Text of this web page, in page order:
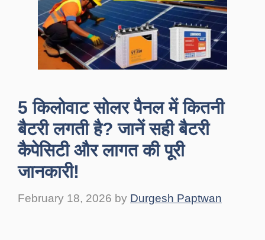
5 किलोवाट सोलर पैनल में कितनी
बैटरी लगती है? जानें सही बैटरी
कैपेसिटी और लागत की पूरी
जानकारी!
February 18, 2026 by Durgesh Paptwan